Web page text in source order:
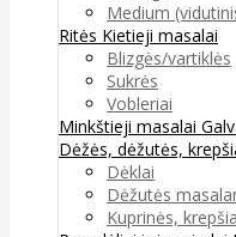
Medium
Ritės Kietieji masalai
Blizgės/vartiklės
Sukrės
Vobleriai
Minkštieji masalai
Dėžės, dėžutės,
Dėklai
Dėžutės
Kuprinės,